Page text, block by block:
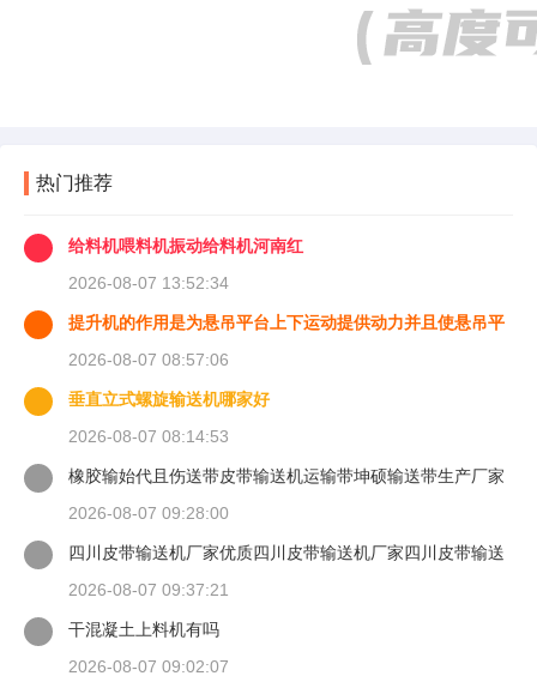
热门推荐
给料机喂料机振动给料机河南红
2026-08-07 13:52:34
提升机的作用是为悬吊平台上下运动提供动力并且使悬吊平
2026-08-07 08:57:06
垂直立式螺旋输送机哪家好
2026-08-07 08:14:53
橡胶输始代且伤送带皮带输送机运输带坤硕输送带生产厂家
2026-08-07 09:28:00
四川皮带输送机厂家优质四川皮带输送机厂家四川皮带输送
2026-08-07 09:37:21
干混凝土上料机有吗
2026-08-07 09:02:07